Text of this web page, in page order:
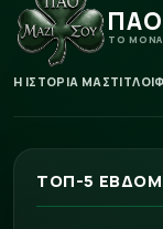
ΠΑΟ
ΤΟ
Η ΙΣΤΟΡΙΑ ΜΑΣΤΙΤΛΟΙ
ΤΟΠ-5